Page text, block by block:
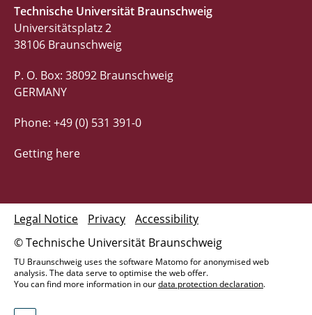
Technische Universität Braunschweig
Universitätsplatz 2
38106 Braunschweig
P. O. Box: 38092 Braunschweig
GERMANY
Phone: +49 (0) 531 391-0
Getting here
© Technische Universität Braunschweig
Legal Notice Privacy Accessibility
TU Braunschweig uses the software Matomo for anonymised web
analysis. The data serve to optimise the web offer.
You can find more information in ourdata protection declaration.